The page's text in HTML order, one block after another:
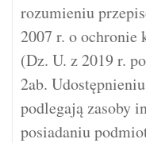
rozumieniu
2007 r. o ochronie
(Dz. U. z 2019 r.
2ab.
podlegają zasoby
posiadaniu